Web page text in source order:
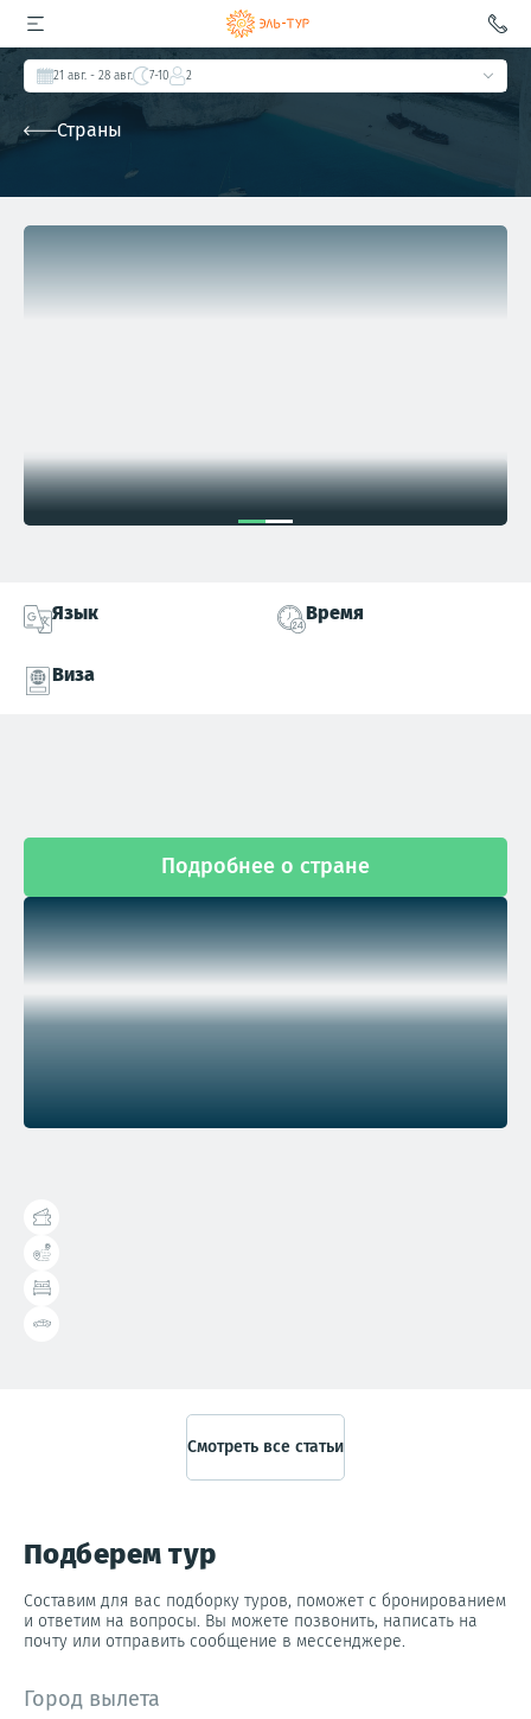
21 авг. - 28 авг. 7-10 2
Страны
Язык Время
Виза
Подробнее о стране
Справочник туриста
Смотреть все статьи
Подберем тур
Составим для вас подборку туров, поможет с бронированием
и ответим на вопросы. Вы можете позвонить, написать на
почту или отправить сообщение в мессенджере.
Город вылета